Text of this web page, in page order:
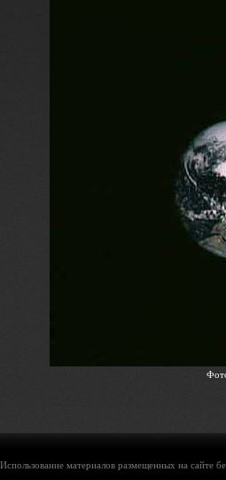
Использование материалов размещенных на сайте